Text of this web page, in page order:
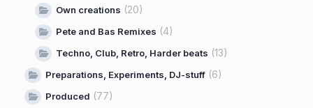
Own creations (20)
Pete and Bas Remixes (4)
Techno, Club, Retro, Harder beats (13)
Preparations, Experiments, DJ-stuff (6)
Produced (77)